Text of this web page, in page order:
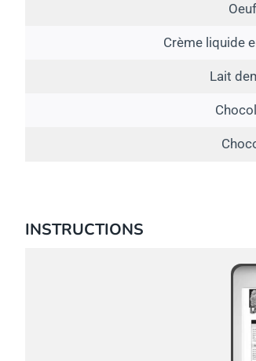
Crème liquide
Lait
INSTRUCTIONS